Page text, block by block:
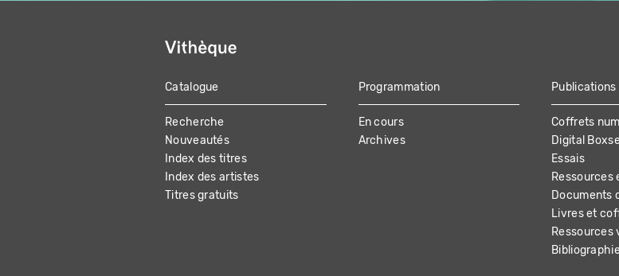
MAIN
NAVIGATION
Catalogue
Recherche
Nouveautés
Index des titres
Index des artistes
Titres gratuits
Programmation
En cours
Archives
Publications
Coffrets
Digital
Essais
Ressources
Documents
Livres et
Ressources